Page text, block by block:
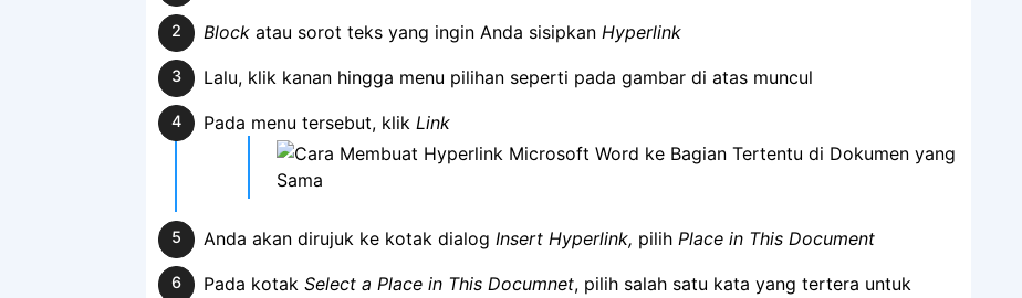
Blockatau sorot teks yang ingin Anda sisipkan Hyperlink
Lalu, klik kanan hingga menu pilihan seperti pada gambar di atas muncul
Pada menu tersebut, klik Link
Anda akan dirujuk ke kotak dialog Insert Hyperlink, pilih Place in This Document
Pada kotak Select a Place in This Documnet, pilih salah satu kata yang tertera untuk